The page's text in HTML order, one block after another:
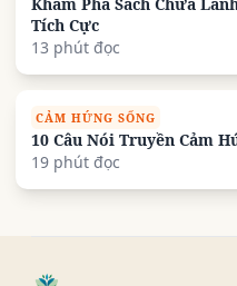
Tích Cực
13 phút đọc
CẢM HỨNG SỐNG
10 Câu Nói Truyền Cảm
19 phút đọc